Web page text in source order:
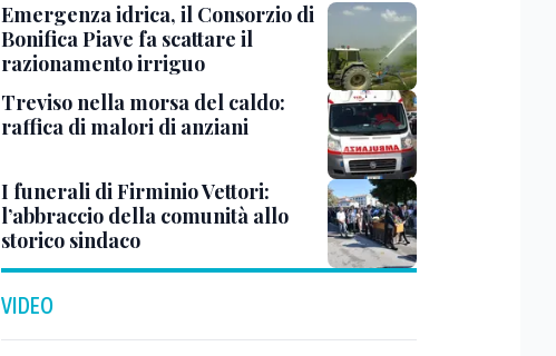
Emergenza idrica, il Consorzio di
Bonifica Piave fa scattare il
razionamento irriguo
Treviso nella morsa del caldo:
raffica di malori di anziani
I funerali di Firminio Vettori:
l’abbraccio della comunità allo
storico sindaco
VIDEO